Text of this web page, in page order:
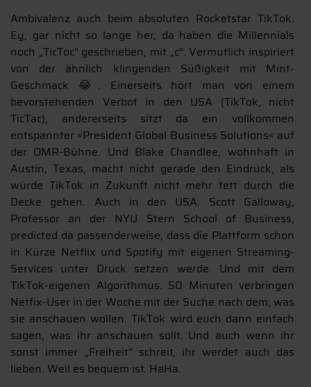
Ambivalenz auch beim absoluten Rocketstar TikTok.
Ey, gar nicht so lange her, da haben die Millennials
noch „TicToc“ geschrieben, mit „c“. Vermutlich inspiriert
von der ähnlich klingenden Süßigkeit mit Mint-
Geschmack 😂. Einerseits hört man von einem
bevorstehenden Verbot in den USA (TikTok, nicht
TicTac), andererseits sitzt da ein vollkommen
entspannter »President Global Business Solutions« auf
der OMR-Bühne. Und Blake Chandlee, wohnhaft in
Austin, Texas, macht nicht gerade den Eindruck, als
würde TikTok in Zukunft nicht mehr fett durch die
Decke gehen. Auch in den USA. Scott Galloway,
Professor an der NYU Stern School of Business,
predicted da passenderweise, dass die Plattform schon
in Kürze Netflix und Spotify mit eigenen Streaming-
Services unter Druck setzen werde. Und mit dem
TikTok-eigenen Algorithmus. 50 Minuten verbringen
Netfix-User in der Woche mit der Suche nach dem, was
sie anschauen wollen. TikTok wird euch dann einfach
sagen, was ihr anschauen sollt. Und auch wenn ihr
sonst immer „Freiheit“ schreit, ihr werdet auch das
lieben. Weil es bequem ist. HaHa.